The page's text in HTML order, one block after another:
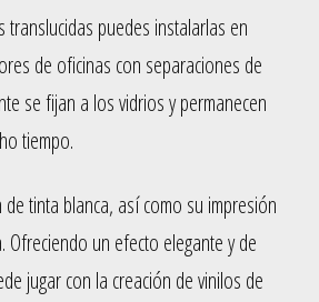
translucidas puedes instalarlas en
de oficinas con separaciones de
se fijan a los vidrios y permanecen
tiempo.
tinta blanca, así como su impresión
Ofreciendo un efecto elegante y de
jugar con la creación de vinilos de